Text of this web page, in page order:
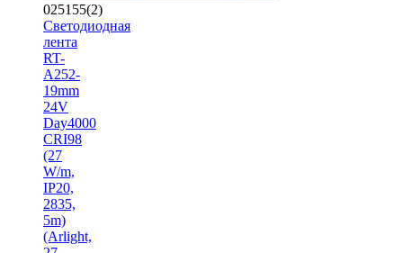
025155(2)
Светодиодная
лента
RT-
A252-
19mm
24V
Day4000
CRI98
(27
W/m,
IP20,
2835,
5m)
(Arlight,